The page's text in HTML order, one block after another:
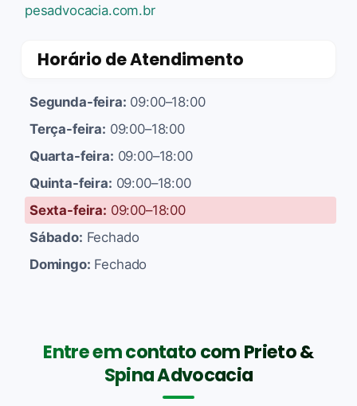
pesadvocacia.com.br
Horário de Atendimento
Segunda-feira: 09:00–18:00
Terça-feira: 09:00–18:00
Quarta-feira: 09:00–18:00
Quinta-feira: 09:00–18:00
Sexta-feira: 09:00–18:00
Sábado: Fechado
Domingo: Fechado
Entre em contato com Prieto &
Spina Advocacia